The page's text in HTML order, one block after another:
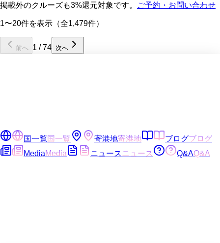
掲載外のクルーズも3%還元対象です。 ご予約・お問い合わせ
1〜20件を表示（全1,479件）
前へ 1 /74 次へ
国一覧国一覧 寄港地寄港地 ブログブログ
MediaMedia ニュース ニュース Q&AQ&A